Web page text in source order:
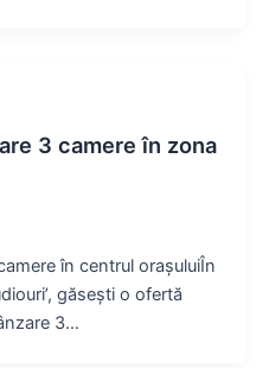
3 camere în zona
în centrul orașuluiÎn
găsești o ofertă
3…